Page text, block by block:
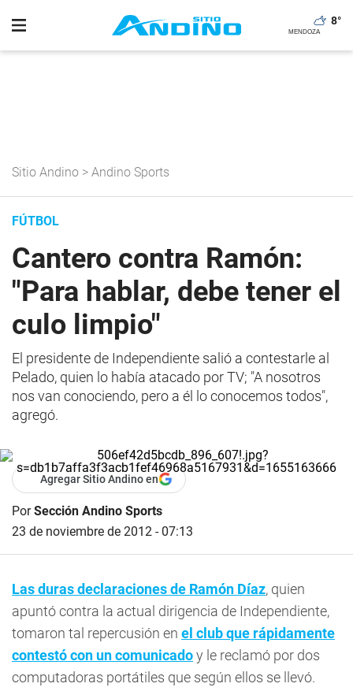
8°
Sitio Andino > Andino Sports
FÚTBOL
Cantero contra Ramón:
"Para hablar, debe tener el
culo limpio"
El presidente de Independiente salió a contestarle al
Pelado, quien lo había atacado por TV; "A nosotros
nos van conociendo, pero a él lo conocemos todos",
agregó.
Agregar Sitio Andino en
PorSección Andino Sports
23 de noviembre de 2012 - 07:13
Las duras declaraciones de Ramón Díaz, quien
apuntó contra la actual dirigencia de Independiente,
tomaron tal repercusión en el club que rápidamente
contestó con un comunicadoy le reclamó por dos
computadoras portátiles que según ellos se llevó.